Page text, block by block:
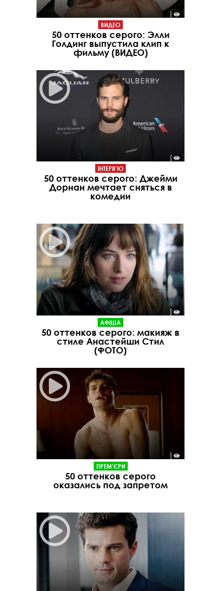
ВИДЕО
50 оттенков серого: Элли
Голдинг выпустила клип к
фильму (ВИДЕО)
ІНТЕРВ'Ю
50 оттенков серого: Джейми
Дорнан мечтает сняться в
комедии
АФІША
50 оттенков серого: макияж в
стиле Анастейши Стил
(ФОТО)
ПРЕМ'ЄРИ
50 оттенков серого
оказались под запретом